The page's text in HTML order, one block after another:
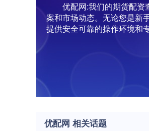
优配网:我们的期货配
案和市场动态。无论您是新
提供安全可靠的操作环境和
优配网 相关话题